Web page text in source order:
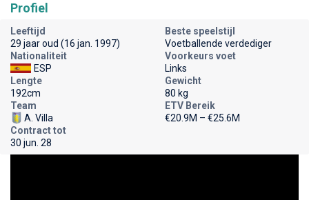
Profiel
Leeftijd
29 jaar oud (16 jan. 1997)
Beste speelstijl
Voetballende verdediger
Nationaliteit
ESP
Voorkeurs voet
Links
Lengte
192cm
Gewicht
80 kg
Team
A. Villa
ETV Bereik
€20.9M – €25.6M
Contract tot
30 jun. 28